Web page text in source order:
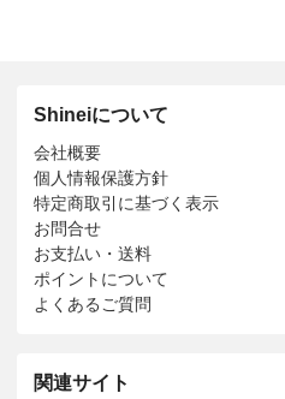
Shineiについて
会社概要
個人情報保護方針
特定商取引に基づく表示
お問合せ
お支払い・送料
ポイントについて
よくあるご質問
関連サイト